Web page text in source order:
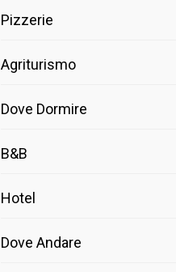
Pizzerie
Agriturismo
Dove Dormire
B&B
Hotel
Dove Andare